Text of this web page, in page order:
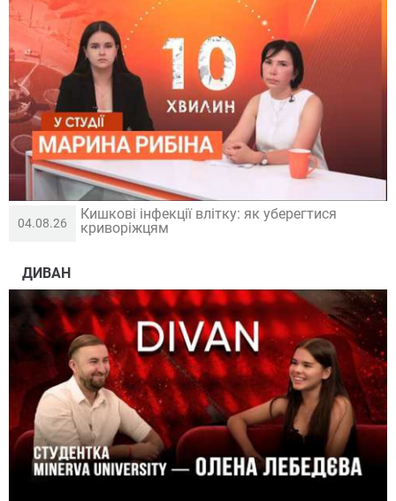
04.08.26
Кишкові інфекції влітку: як уберегтися
криворіжцям
ДИВАН